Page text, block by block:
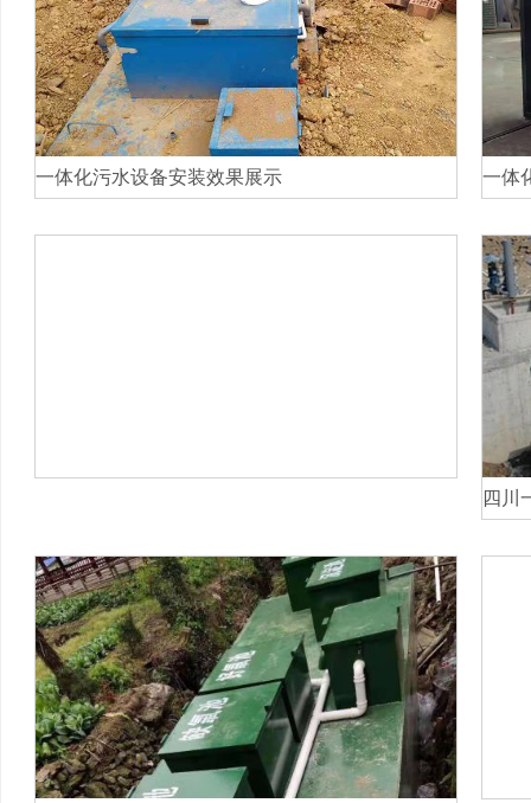
关于重庆玻璃钢化粪池的这些基础知识你都记住了吗？
四川玻璃钢化粪池选购时应该如何进行挑选？
在安装绵阳玻璃钢化粪池时可能遇到这些难题
使用成都玻璃钢化粪池的七大好处你都记住了吗？
一体化污水设备安装效果展示 一体
四川